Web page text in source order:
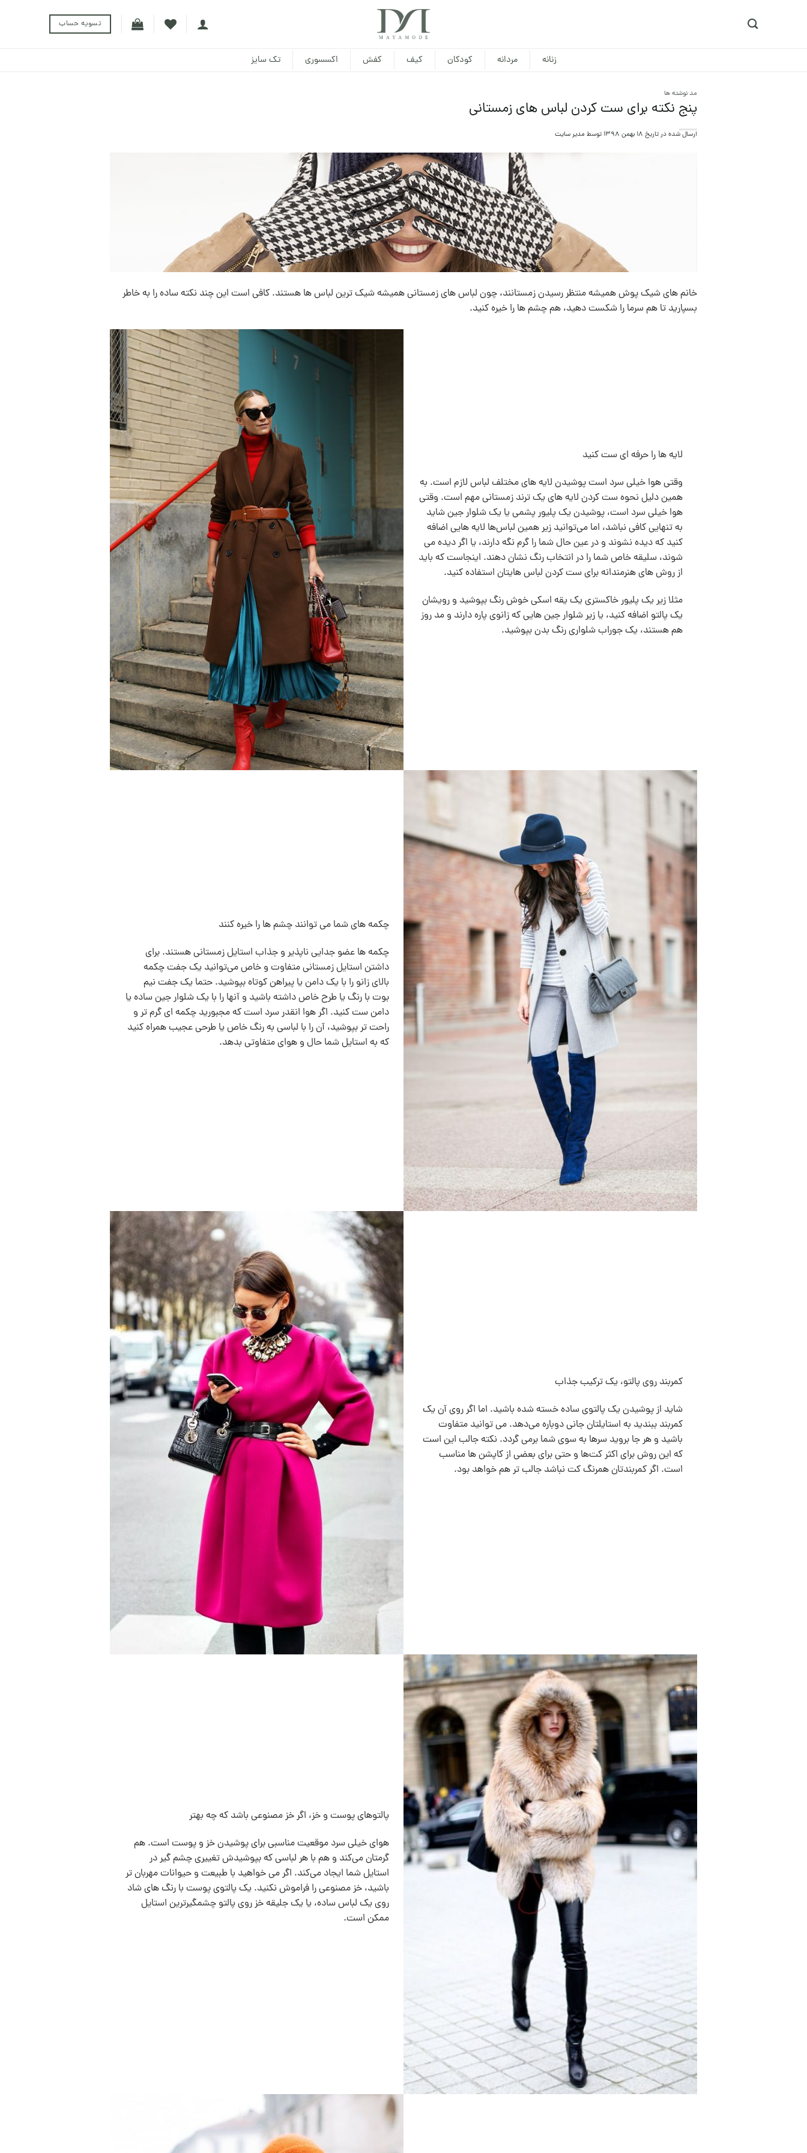
تسویه حساب
زنانه مردانه کودکان کیف کفش اکسسوری تک سایز
مد نوشته ها
پنج نکته برای ست کردن لباس های زمستانی
ارسال شده در تاریخ 18 بهمن 1398 توسط مدیر سایت
خانم های شیک پوش همیشه منتظر رسیدن زمستانند، چون لباس های زمستانی همیشه شیک ترین لباس ها هستند. کافی است این چند نکته ساده را به خاطر
بسپارید تا هم سرما را شکست دهید، هم چشم ها را خیره کنید.
لایه ها را حرفه ای ست کنید
وقتی هوا خیلی سرد است پوشیدن لایه های مختلف لباس لازم است. به
همین دلیل نحوه ست کردن لایه های یک ترند زمستانی مهم است. وقتی
هوا خیلی سرد است، پوشیدن یک پلیور پشمی یا یک شلوار جین شايد
به تنهایی کافی نباشد، اما می‌توانید زیر همین لباس‌ها لایه هایی اضافه
کنید که دیده نشوند و در عین حال شما را گرم نگه دارند، يا اگر ديده می
شوند، سليقه خاص شما را در انتخاب رنگ نشان دهند. اینجاست که باید
از روش های هنرمندانه‌ برای ست کردن لباس هايتان استفاده کنيد.
مثلا زیر يک پلیور خاکستری یک یقه اسکی خوش رنگ بپوشید و رویشان
یک پالتو اضافه کنید، یا زیر شلوار جین هایی که زانوی پاره دارند و مد روز
هم هستند، یک جوراب‌ شلواری رنگ بدن بپوشید.
چکمه های شما می توانند چشم ها را خيره کنند
چکمه ها عضو جدايی ناپذير و جذاب استايل زمستانی هستند. برای
داشتن استایل زمستانی متفاوت و خاص می‌توانید یک جفت چکمه
بالای زانو را با یک دامن یا پیراهن کوتاه بپوشید. حتما یک جفت نیم
بوت با رنگ یا طرح خاص داشته باشید و آنها را با یک شلوار جین ساده یا
دامن ست کنید. اگر هوا انقدر سرد است که مجبورید چکمه ای گرم تر و
راحت تر بپوشید، آن را با لباسی به رنگ خاص یا طرحی عجیب همراه کنيد
که به استایل شما حال و هوای متفاوتی بدهد.
کمربند روی پالتو، يک ترکيب جذاب
شاید از پوشیدن یک پالتوی ساده خسته شده باشید. اما اگر روی آن یک
کمربند ببندید به استایلتان جانی دوباره می‌دهد. می توانید متفاوت
باشید و هر جا برويد سرها به سوی شما برمی ‌گردد. نکته جالب این است
که این روش برای اکثر کت‌ها و حتی برای بعضی از کاپشن ها مناسب
است. اگر کمربندتان همرنگ کت نباشد جالب تر هم خواهد بود.
پالتوهای پوست و خز، اگر خز مصنوعی باشد که چه بهتر
هوای خیلی سرد موقعیت مناسبی برای پوشیدن خز و پوست است. هم
گرمتان می‌کند و هم با هر لباسی که بپوشیدش تغییری چشم گیر در
استایل شما ایجاد می‌کند. اگر می خواهيد با طبيعت و حيوانات مهربان تر
باشيد، خز مصنوعی را فراموش نکنيد. یک پالتوی پوست با رنگ های شاد
روی یک لباس ساده، یا یک جلیقه خز روی پالتو چشمگيرترين استايل
ممکن است.